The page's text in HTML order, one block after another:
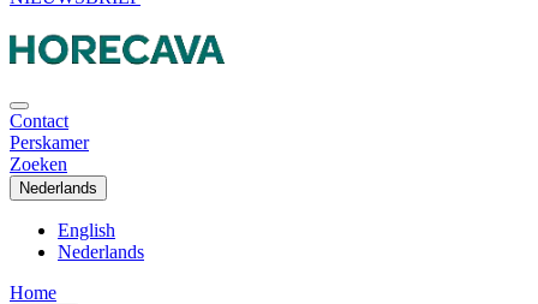
Contact
Perskamer
Zoeken
Nederlands
English
Nederlands
Home